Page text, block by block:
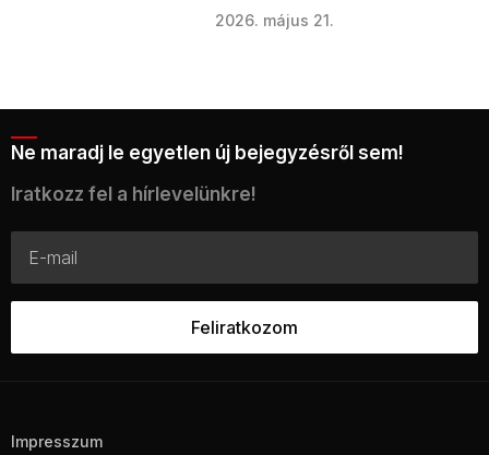
2026. május 21.
Ne maradj le egyetlen új bejegyzésről sem!
Iratkozz fel a hírlevelünkre!
Impresszum